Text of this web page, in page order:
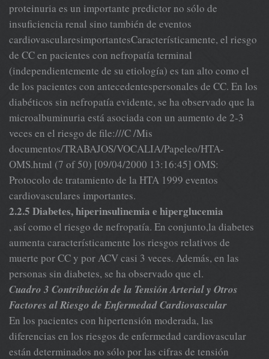
proteinuria es un importante predictor no sólo de
insuficiencia renal sino también de eventos
cardiovascularesimportantesCaracterísticamente, el riesgo
de CC en pacientes con nefropatía terminal
(independientemente de su etiología) es tan alto como el
de los pacientes con antecedentespersonales de CC. En los
diabéticos sin nefropatía evidente, se ha observado que la
microalbuminuria está asociada con un aumento de 2-3
veces en el riesgo de file:///C /Mis
documentos/TRABAJOS/VOCALIA/Papeleo/HTA-
OMS.html (7 of 50) [09/04/2000 13:16:45] OMS:
Protocolo de tratamiento de la HTA 1999 eventos
cardiovasculares importantes.
2.2.5 Diabetes, hiperinsulinemia e hiperglucemia
, así como el riesgo de nefropatía. En conjunto,la diabetes
aumenta característicamente los riesgos relativos de
muerte por CC y por ACV casi 3 veces. Además, en las
personas sin diabetes, se ha observado que el.
Cuadro 3 Contribución de la Tensión Arterial y Otros
Factores al Riesgo de Enfermedad Cardiovascular
En los pacientes con hipertensión moderada, las
diferencias en los riesgos de enfermedad cardiovascular
están determinados no sólo por las cifras de tensión